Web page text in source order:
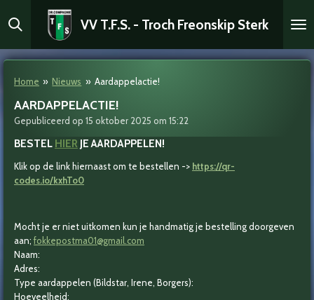
direct
de
VV T.F.S. - Troch Freonskip Sterk
Home » Nieuws » Aardappelactie!
AARDAPPELACTIE!
Gepubliceerd op 15 oktober 2025 om 15:22
BESTEL HIER JE AARDAPPELEN!
Klik op de link hiernaast om te bestellen -> https://qr-
codes.io/kxhTo0
Mocht je er niet uitkomen kun je handmatig je bestelling doorgeven
aan;fokkepostma01@gmail.com
Naam:
Adres:
Type aardappelen (Bildstar, Irene, Borgers):
Hoeveelheid: